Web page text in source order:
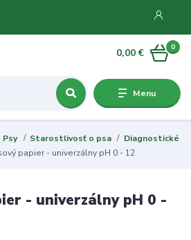
Menu
0
0,00 €
Psy Starostlivosť o psa
Diagnostické
papier - univerzálny pH 0 - 12
- univerzálny pH 0 -